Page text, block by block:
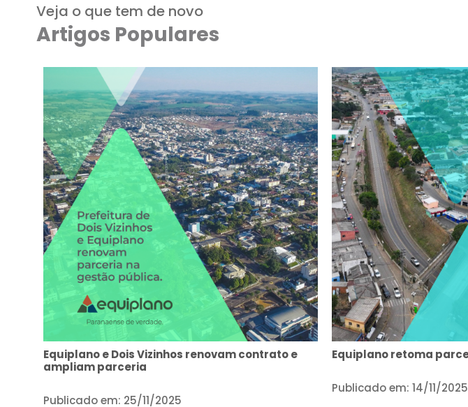
Veja o que tem de novo
Artigos Populares
Equiplano e Dois Vizinhos renovam contrato e
ampliam parceria
Publicado em: 25/11/2025
Equiplano retoma
Publicado em: 14/11/2025